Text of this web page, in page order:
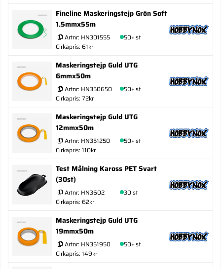
Fineline Maskeringstejp Grön Soft
1.5mmx55m
Artnr: HN301555
50+ st
Cirkapris: 61kr
Maskeringstejp Guld UTG
6mmx50m
Artnr: HN350650
50+ st
Cirkapris: 72kr
Maskeringstejp Guld UTG
12mmx50m
Artnr: HN351250
50+ st
Cirkapris: 110kr
Test Målning Kaross PET Svart
(30st)
Artnr: HN3602
30 st
Cirkapris: 62kr
Maskeringstejp Guld UTG
19mmx50m
Artnr: HN351950
50+ st
Cirkapris: 149kr